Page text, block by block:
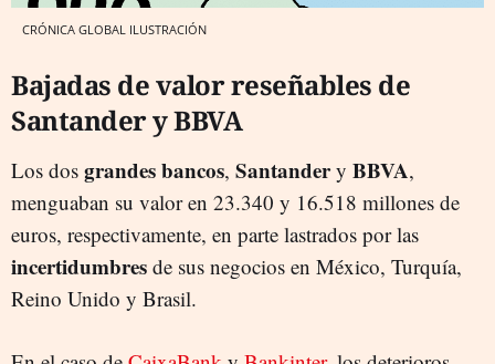
CRÓNICA GLOBAL ILUSTRACIÓN
Bajadas de valor reseñables de
Santander y BBVA
Los dos grandes bancos, Santandery BBVA,
menguaban su valor en 23.340 y 16.518 millones de
euros, respectivamente, en parte lastrados por las
incertidumbres de sus negocios en México, Turquía,
Reino Unido y Brasil.